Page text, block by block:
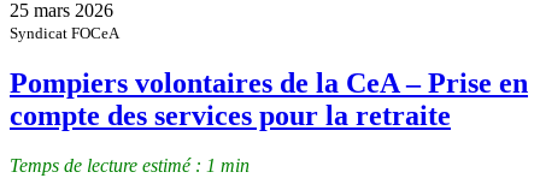
25 mars 2026
Syndicat FOCeA
Pompiers volontaires de la CeA – Prise en
compte des services pour la retraite
Temps de lecture estimé : 1 min